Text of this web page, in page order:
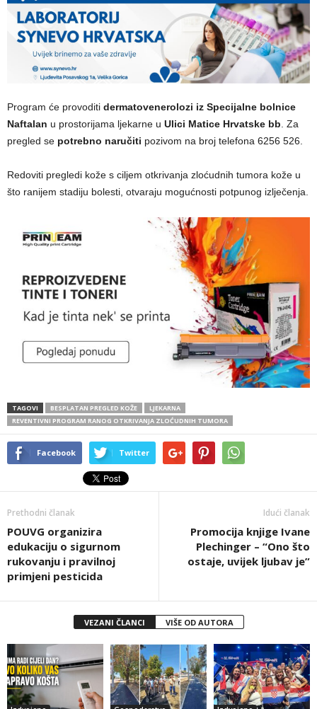
Program će provoditi dermatovenerolozi iz Specijalne bolnice
Naftalan u prostorijama ljekarne u Ulici Matice Hrvatske bb . Za
pregled se potrebno naručiti pozivom na broj telefona 6256 526.
Redoviti pregledi kože s ciljem otkrivanja zloćudnih tumora kože u
što ranijem stadiju bolesti, otvaraju mogućnosti potpunog izlječenja.
TAGOVI BESPLATAN PREGLED KOŽE
LJEKARNA
REVENTIVNI PROGRAM RANOG OTKRIVANJA ZLOĆUDNIH TUMORA
Facebook Twitter
Prethodni članak
POUVG organizira
edukaciju o sigurnom
rukovanju i pravilnoj
primjeni pesticida
Idući članak
Promocija knjige Ivane
Plechinger – “Ono što
ostaje, uvijek ljubav je”
VEZANI ČLANCI VIŠE OD AUTORA